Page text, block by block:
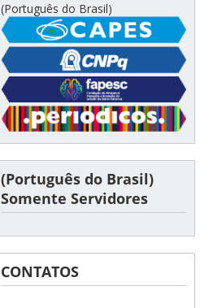
(Português do Brasil)
(Português do Brasil)
Somente Servidores
CONTATOS